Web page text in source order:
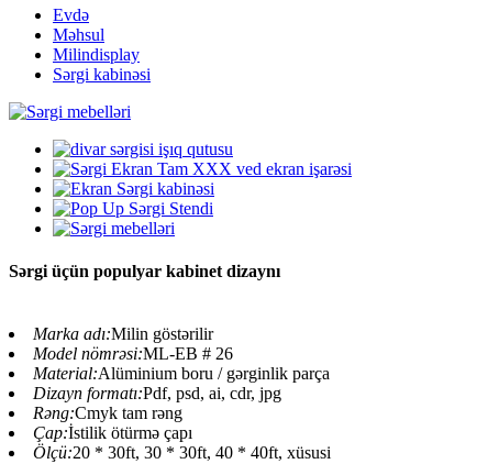
Evdə
Məhsul
Milindisplay
Sərgi kabinəsi
Sərgi üçün populyar kabinet dizaynı
Marka adı:Milin göstərilir
Model nömrəsi:ML-EB # 26
Material:Alüminium boru / gərginlik parça
Dizayn formatı:Pdf, psd, ai, cdr, jpg
Rəng:Cmyk tam rəng
Çap:İstilik ötürmə çapı
Ölçü:20 * 30ft, 30 * 30ft, 40 * 40ft, xüsusi